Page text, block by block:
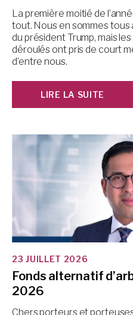
La première moitié de
tout. Nous en sommes tous
du président Trump, mais
déroulés ont pris de court
d’entre nous.
LIRE LA SUITE
23 JUILLET 2026
Fonds alternatif
2026
Chers porteurs et